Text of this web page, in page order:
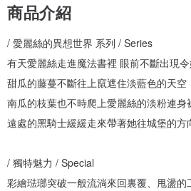
商品介紹
/ 愛麗絲的異想世界 系列 / Series
有天愛麗絲走進魔法書裡 眼前不斷出現
甜瓜的藤蔓不斷往上竄遮住淡藍色的天空
南瓜的枝葉也不時爬上愛麗絲的淡粉連身
遠處的黑騎士緩緩走來帶著她往城堡的
/ 獨特魅力 / Special
彩繪琺瑯突破一般流淌來回裏覆、甩盪